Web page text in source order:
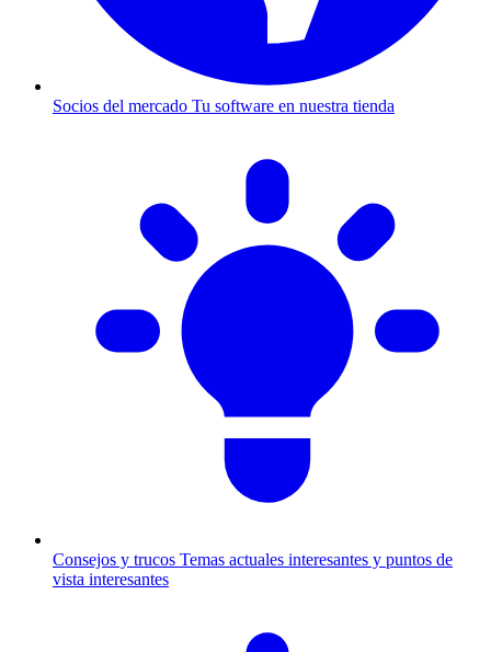
Socios del mercado Tu software en nuestra tienda
Consejos y trucos Temas actuales interesantes y puntos de
vista interesantes